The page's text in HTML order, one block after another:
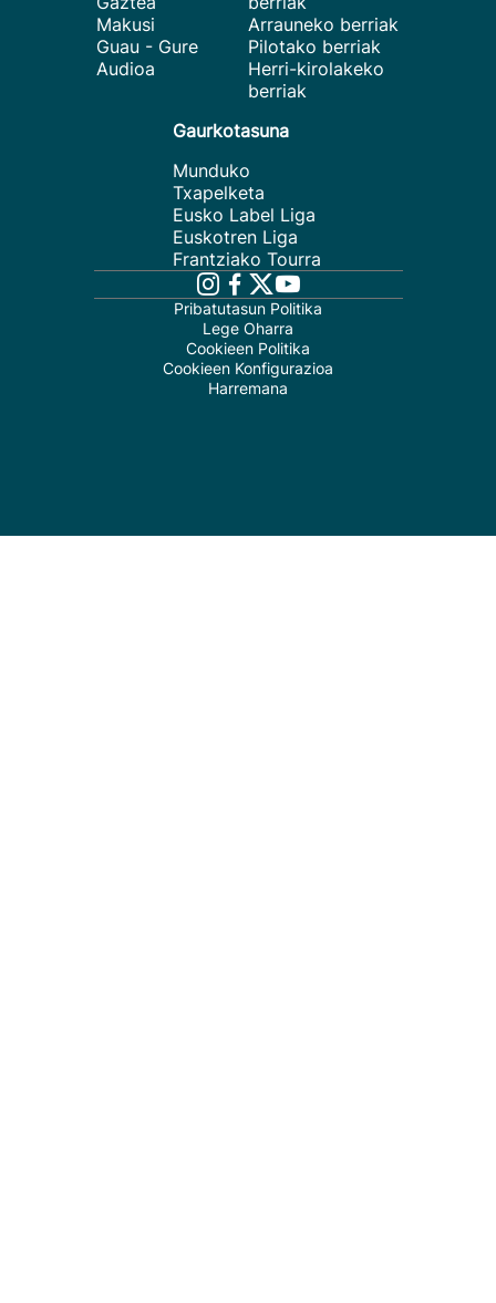
Makusi
Guau - Gure
Audioa
Arrauneko berriak
Pilotako berriak
Herri-kirolakeko
berriak
Gaurkotasuna
Munduko
Txapelketa
Eusko Label Liga
Euskotren Liga
Frantziako Tourra
Pribatutasun Politika
Lege Oharra
Cookieen Politika
Cookieen Konfigurazioa
Harremana